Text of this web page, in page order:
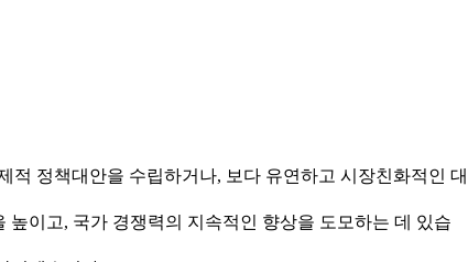
정책대안을 수립하거나, 보다 유연하고 시장친화적인 대
이고, 국가 경쟁력의 지속적인 향상을 도모하는 데 있습